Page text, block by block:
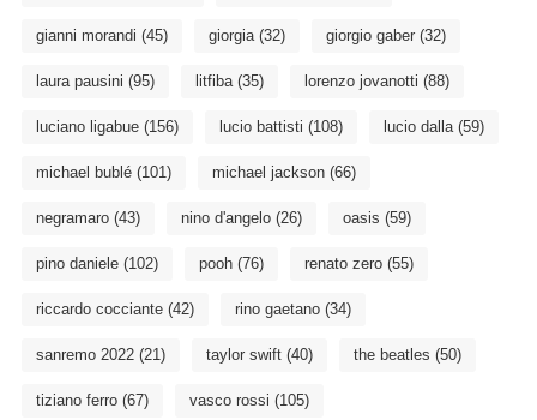
gianni morandi (45) giorgia(32) giorgio gaber(32)
laura pausini (95) litfiba(35) lorenzo jovanotti (88)
luciano ligabue(156) lucio battisti (108) lucio dalla(59)
michael bublé(101) michael jackson(66)
negramaro(43) nino d'angelo(26) oasis (59)
pino daniele(102) pooh(76) renato zero(55)
riccardo cocciante(42) rino gaetano(34)
sanremo 2022(21) taylor swift(40) the beatles (50)
tiziano ferro(67) vasco rossi (105)